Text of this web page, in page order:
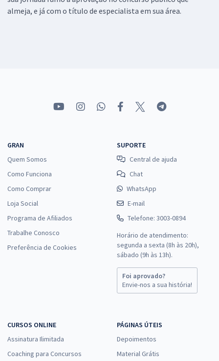
almeja, e já com o título de especialista em sua área.
GRAN
Quem Somos
Como Funciona
Como Comprar
Loja Social
Programa de Afiliados
Trabalhe Conosco
Preferência de Cookies
SUPORTE
Central de ajuda
Chat
WhatsApp
E-mail
Telefone: 3003-0894
Horário de atendimento:
segunda a sexta (8h às 20h),
sábado (9h às 13h).
Foi aprovado?
Envie-nos a sua história!
CURSOS ONLINE
Assinatura Ilimitada
Coaching para Concursos
PÁGINAS ÚTEIS
Depoimentos
Material Grátis